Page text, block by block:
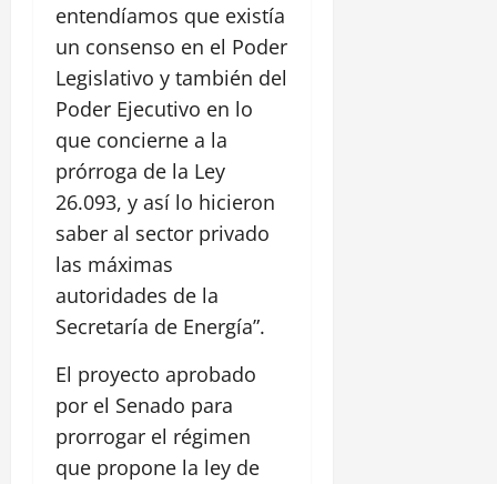
entendíamos que existía
un consenso en el Poder
Legislativo y también del
Poder Ejecutivo en lo
que concierne a la
prórroga de la Ley
26.093, y así lo hicieron
saber al sector privado
las máximas
autoridades de la
Secretaría de Energía”.
El proyecto aprobado
por el Senado para
prorrogar el régimen
que propone la ley de